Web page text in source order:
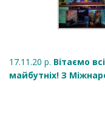
17.11.20 р. Вітаємо
майбутніх! З